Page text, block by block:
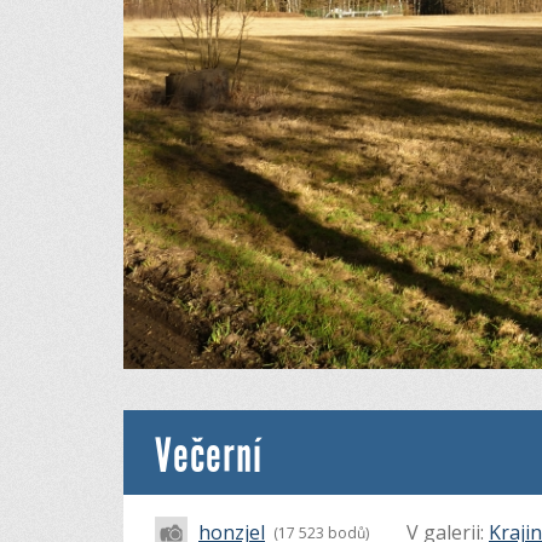
Večerní
honzjel (17 523 bodů) V galerii: